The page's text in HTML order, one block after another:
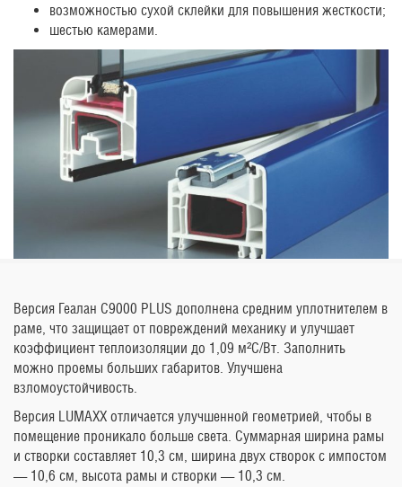
возможностью сухой склейки для повышения жесткости;
шестью камерами.
Версия Геалан С9000 PLUS дополнена средним уплотнителем в
раме, что защищает от повреждений механику и улучшает
коэффициент теплоизоляции до 1,09 м²С/Вт. Заполнить
можно проемы больших габаритов. Улучшена
взломоустойчивость.
Версия LUMAXX отличается улучшенной геометрией, чтобы в
помещение проникало больше света. Суммарная ширина рамы
и створки составляет 10,3 см, ширина двух створок с импостом
— 10,6 см, высота рамы и створки — 10,3 см.